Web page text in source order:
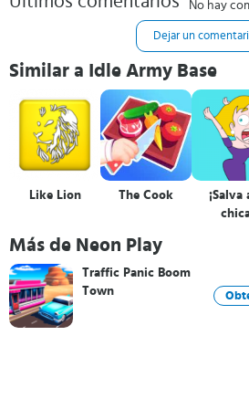
No hay
Dejar un
Similar a Idle Army Base
Like Lion The Cook
¡Salva
Más de Neon Play
Traffic Panic Boom
Town